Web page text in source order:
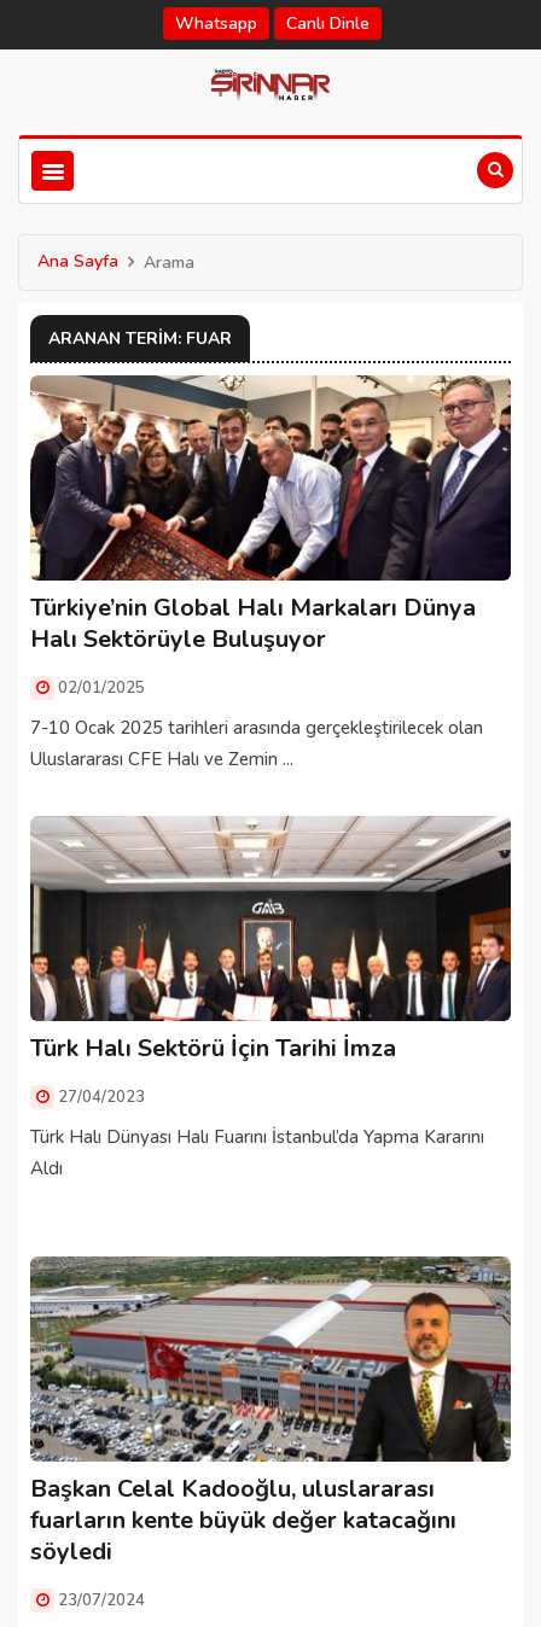
Whatsapp Canlı Dinle
Ana Sayfa Arama
ARANAN TERIM: FUAR
Türkiye’nin Global Halı Markaları Dünya
Halı Sektörüyle Buluşuyor
02/01/2025
7-10 Ocak 2025 tarihleri arasında gerçekleştirilecek olan
Uluslararası CFE Halı ve Zemin ...
Türk Halı Sektörü İçin Tarihi İmza
27/04/2023
Türk Halı Dünyası Halı Fuarını İstanbul’da Yapma Kararını
Aldı
Başkan Celal Kadooğlu, uluslararası
fuarların kente büyük değer katacağını
söyledi
23/07/2024